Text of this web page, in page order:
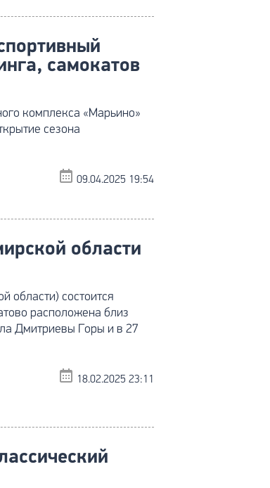
самокатов
комплекса «Марьино»
сезона
09.04.2025 19:54
области
области) состоится
расположена близ
Дмитриевы Горы и в 27
18.02.2025 23:11